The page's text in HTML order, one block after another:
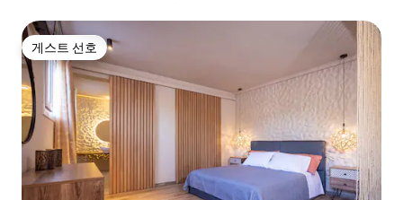
게스트 선호
게스트 선호